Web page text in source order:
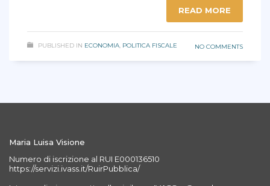
READ MORE
PUBLISHED IN ECONOMIA, POLITICA FISCALE NO COMMENTS
Maria Luisa Visione
Numero di iscrizione al RUI E000136510
https://servizi.ivass.it/RuirPubblica/